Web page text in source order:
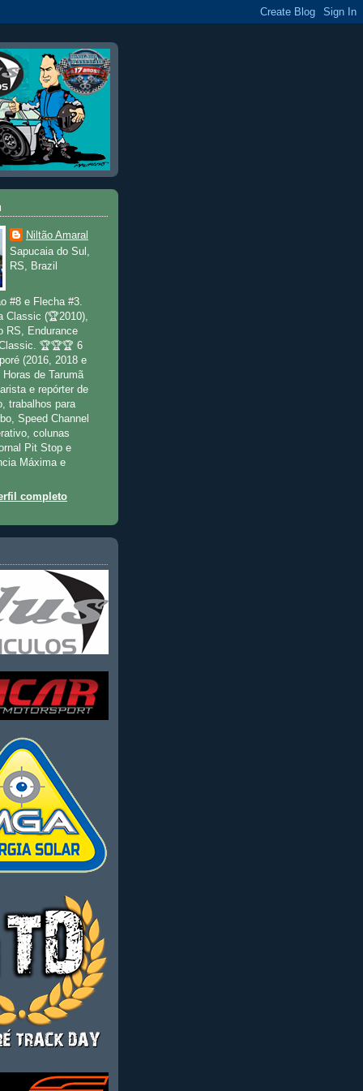
Niltão Amaral
Sapucaia do Sul,
RS, Brazil
#8 e Flecha #3.
Classic (🏆2010),
RS, Endurance
🏆🏆🏆 6
(2016, 2018 e
de Tarumã
e repórter de
trabalhos para
Speed Channel
colunas
Pit Stop e
Máxima e
completo